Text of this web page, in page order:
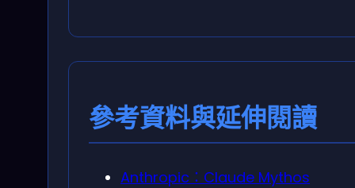
參考資料與延伸閱讀
Anthropic：Claude Mythos